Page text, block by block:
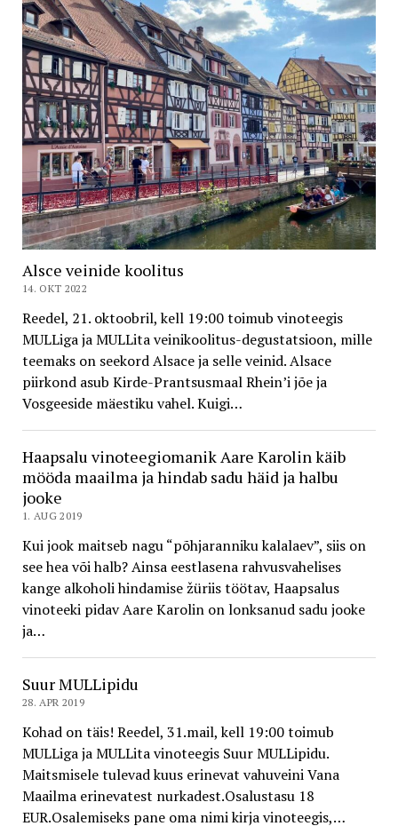
Alsce veinide koolitus
14. OKT 2022
Reedel, 21. oktoobril, kell 19:00 toimub vinoteegis
MULLiga ja MULLita veinikoolitus-degustatsioon, mille
teemaks on seekord Alsace ja selle veinid. Alsace
piirkond asub Kirde-Prantsusmaal Rhein’i jõe ja
Vosgeeside mäestiku vahel. Kuigi…
Haapsalu vinoteegiomanik Aare Karolin käib
mööda maailma ja hindab sadu häid ja halbu
jooke
1. AUG 2019
Kui jook maitseb nagu “põhjaranniku kalalaev”, siis on
see hea või halb? Ainsa eestlasena rahvusvahelises
kange alkoholi hindamise žüriis töötav, Haapsalus
vinoteeki pidav Aare Karolin on lonksanud sadu jooke
ja…
Suur MULLipidu
28. APR 2019
Kohad on täis! Reedel, 31.mail, kell 19:00 toimub
MULLiga ja MULLita vinoteegis Suur MULLipidu.
Maitsmisele tulevad kuus erinevat vahuveini Vana
Maailma erinevatest nurkadest.Osalustasu 18
EUR.Osalemiseks pane oma nimi kirja vinoteegis,…